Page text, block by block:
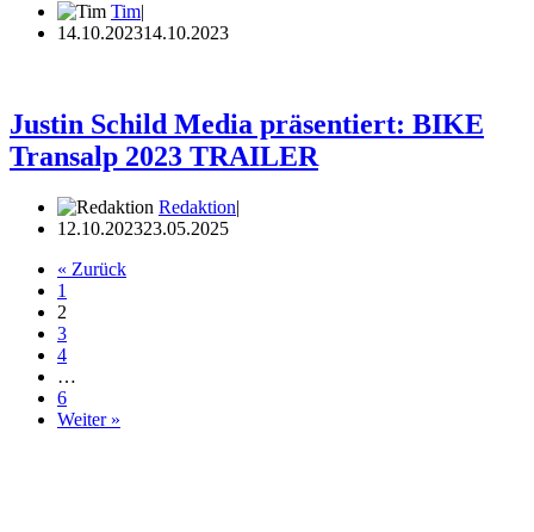
Tim
14.10.202314.10.2023
Justin Schild Media präsentiert: BIKE
Transalp 2023 TRAILER
Redaktion
12.10.202323.05.2025
« Zurück
1
2
3
4
…
6
Weiter »